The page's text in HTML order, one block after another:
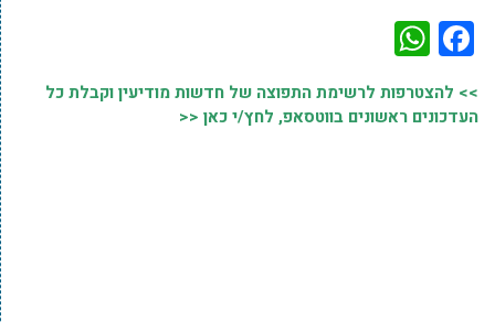
Facebook
>> להצטרפות לרשימת התפוצה של חדשות מודיעין וקבלת כל
העדכונים ראשונים בווטסאפ, לחץ/י כאן <<